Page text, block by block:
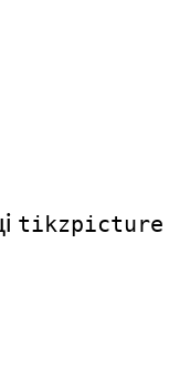
tikzpicture